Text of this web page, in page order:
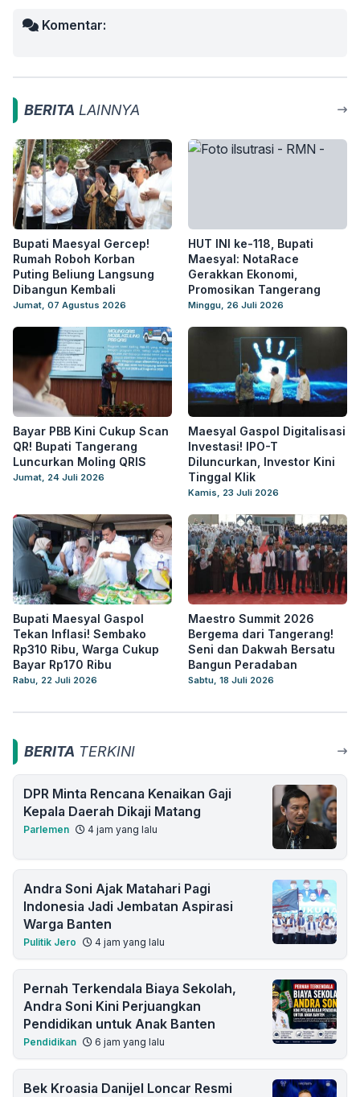
Komentar:
BERITA LAINNYA
Bupati Maesyal Gercep!
Rumah Roboh Korban
Puting Beliung Langsung
Dibangun Kembali
Jumat, 07 Agustus 2026
HUT INI ke-118, Bupati
Maesyal: NotaRace
Gerakkan Ekonomi,
Promosikan Tangerang
Minggu, 26 Juli 2026
Bayar PBB Kini Cukup Scan
QR! Bupati Tangerang
Luncurkan Moling QRIS
Jumat, 24 Juli 2026
Maesyal Gaspol Digitalisasi
Investasi! IPO-T
Diluncurkan, Investor Kini
Tinggal Klik
Kamis, 23 Juli 2026
Bupati Maesyal Gaspol
Tekan Inflasi! Sembako
Rp310 Ribu, Warga Cukup
Bayar Rp170 Ribu
Rabu, 22 Juli 2026
Maestro Summit 2026
Bergema dari Tangerang!
Seni dan Dakwah Bersatu
Bangun Peradaban
Sabtu, 18 Juli 2026
BERITA TERKINI
DPR Minta Rencana Kenaikan Gaji
Kepala Daerah Dikaji Matang
Parlemen 4 jam yang lalu
Andra Soni Ajak Matahari Pagi
Indonesia Jadi Jembatan Aspirasi
Warga Banten
Pulitik Jero 4 jam yang lalu
Pernah Terkendala Biaya Sekolah,
Andra Soni Kini Perjuangkan
Pendidikan untuk Anak Banten
Pendidikan 6 jam yang lalu
Bek Kroasia Danijel Loncar Resmi